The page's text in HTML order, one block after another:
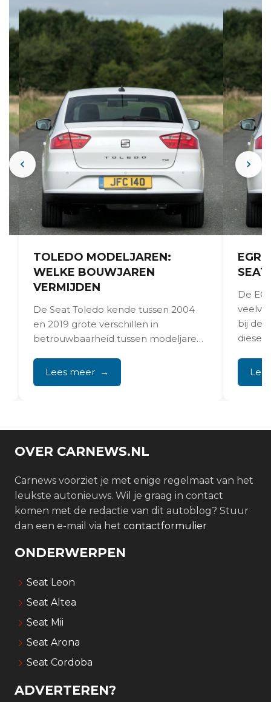
TOLEDO MODELJAREN:
WELKE BOUWJAREN
VERMIJDEN
De Seat Toledo kende tussen 2004
en 2019 grote verschillen in
betrouwbaarheid tussen modeljaren,
in...Lees meer
EGR-
De
bij de
OVER CARNEWS.NL
Carnews voorziet je met enige regelmaat van het
leukste autonieuws. Wil je graag in contact
komen met de redactie van dit autoblog? Stuur
dan een e-mail via het contactformulier
ONDERWERPEN
Seat Leon
Seat Altea
Seat Mii
Seat Arona
Seat Cordoba
ADVERTEREN?